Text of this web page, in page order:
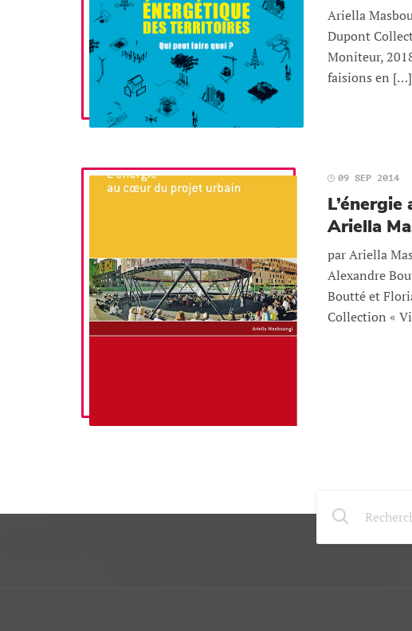
Ariella
Dupont
Moniteur,
faisions en […]
09 SEP 2014
Ariella
par Ariella
Alexandre
Boutté et
Collection «